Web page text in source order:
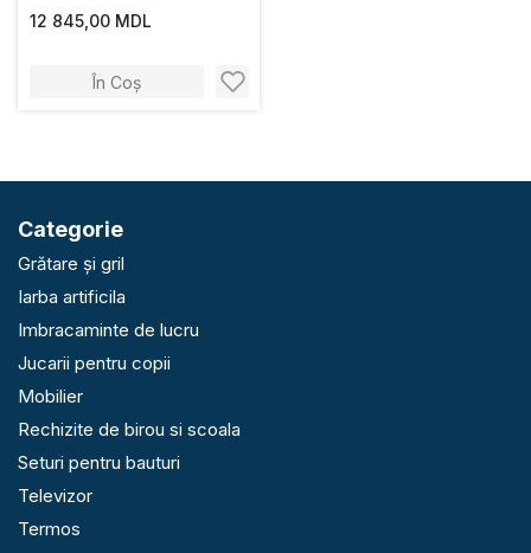
12 845,00 MDL
În Coș
Categorie
Grătare și gril
Iarba artificila
Imbracaminte de lucru
Jucarii pentru copii
Mobilier
Rechizite de birou si scoala
Seturi pentru bauturi
Televizor
Termos